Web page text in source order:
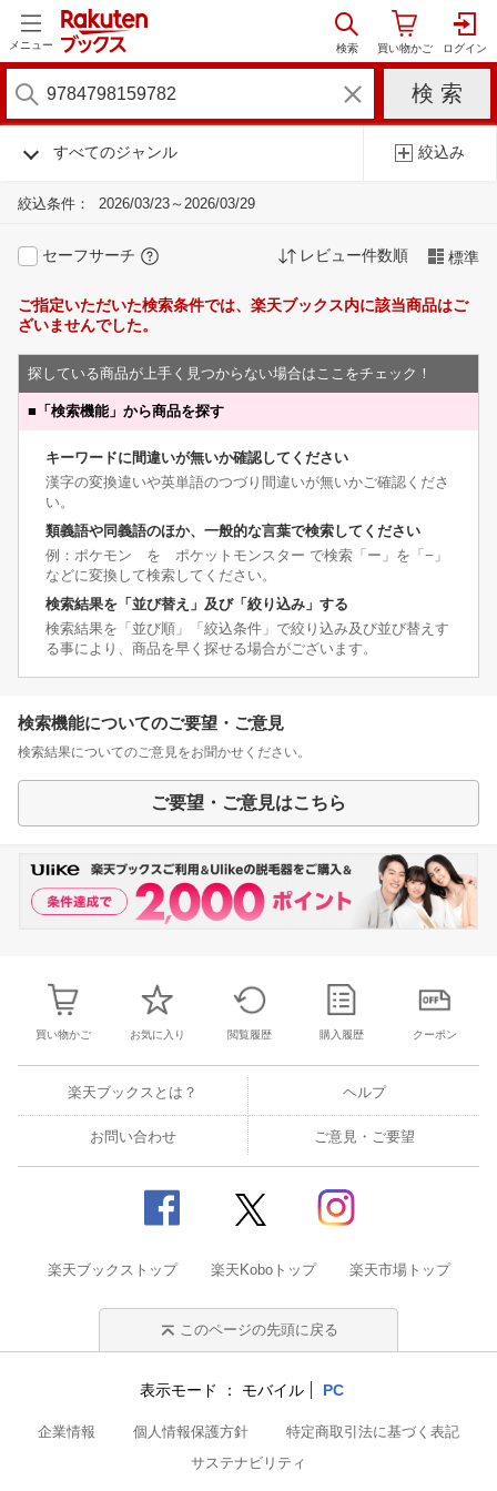
メニュー
すべてのジャンル 絞込み
絞込条件： 2026/03/23～2026/03/29
セーフサーチ レビュー件数順 標準
ご指定いただいた検索条件では、楽天ブックス内に該当商品はご
ざいませんでした。
探している商品が上手く見つからない場合はここをチェック！
■ 「検索機能」から商品を探す
キーワードに間違いが無いか確認してください
漢字の変換違いや英単語のつづり間違いが無いかご確認くださ
い。
類義語や同義語のほか、一般的な言葉で検索してください
例：ポケモン を ポケットモンスター で検索「ー」を「−」
などに変換して検索してください。
検索結果を「並び替え」及び「絞り込み」する
検索結果を「並び順」「絞込条件」で絞り込み及び並び替えす
る事により、商品を早く探せる場合がございます。
検索機能についてのご要望・ご意見
検索結果についてのご意見をお聞かせください。
ご要望・ご意見はこちら
買い物かご お気に入り 閲覧履歴 購入履歴 クーポン
楽天ブックスとは？ ヘルプ
お問い合わせ ご意見・ご要望
楽天ブックストップ 楽天Koboトップ 楽天市場トップ
このページの先頭に戻る
表示モード モバイル PC
企業情報 個人情報保護方針
特定商取引法に基づく表記
サステナビリティ